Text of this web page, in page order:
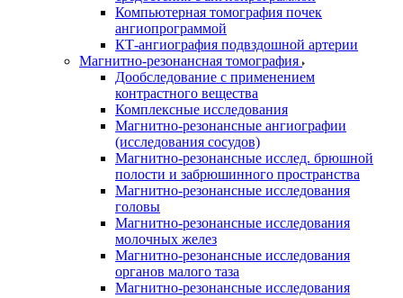
Компьютерная томография почек
ангиопрограммой
КТ-ангиография подвздошной артерии
Магнитно-резонансная томография
Дообследование с применением
контрастного вещества
Комплексные исследования
Магнитно-резонансные ангиографии
(исследования сосудов)
Магнитно-резонансные исслед. брюшной
полости и забрюшинного пространства
Магнитно-резонансные исследования
головы
Магнитно-резонансные исследования
молочных желез
Магнитно-резонансные исследования
органов малого таза
Магнитно-резонансные исследования